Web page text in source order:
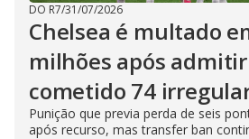
DO R7/31/07/2026
Chelsea é multado
milhões após
cometido 74
Punição que previa perda de seis
após recurso, mas transfer ban